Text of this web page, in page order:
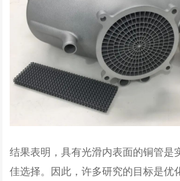
结果表明，具有光滑内表面的铜管是
佳选择。因此，许多研究的目标是优